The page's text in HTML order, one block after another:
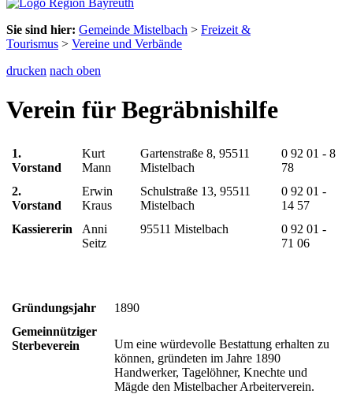
Sie sind hier: Gemeinde Mistelbach > Freizeit &
Tourismus > Vereine und Verbände
drucken nach oben
Verein für Begräbnishilfe
1.
Vorstand
Kurt
Mann
Gartenstraße 8, 95511
Mistelbach
0 92 01 - 8
78
2.
Vorstand
Erwin
Kraus
Schulstraße 13, 95511
Mistelbach
0 92 01 -
14 57
Kassiererin
Anni
Seitz
95511 Mistelbach
0 92 01 -
71 06
Gründungsjahr
1890
Gemeinnütziger
Sterbeverein
Um eine würdevolle Bestattung erhalten zu
können, gründeten im Jahre 1890
Handwerker, Tagelöhner, Knechte und
Mägde den Mistelbacher Arbeiterverein.